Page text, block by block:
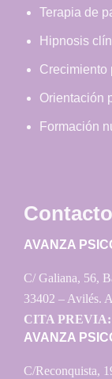
Terapia de
Hipnosis
Crecimiento
Orientación
Formación
Contacto
AVANZA
C/ Galiana, 56,
33402 – Avilés.
CITA PREVIA:
AVANZA
C/Reconquista,